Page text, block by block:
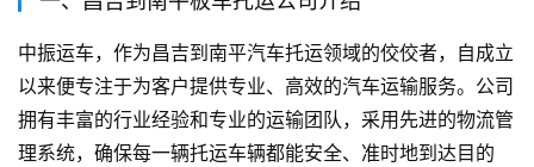
中振运车，作为昌吉到南平汽车托运领域的佼佼者，自成立
以来便专注于为客户提供专业、高效的汽车运输服务。公司
拥有丰富的行业经验和专业的运输团队，采用先进的物流管
理系统，确保每一辆托运车辆都能安全、准时地到达目的